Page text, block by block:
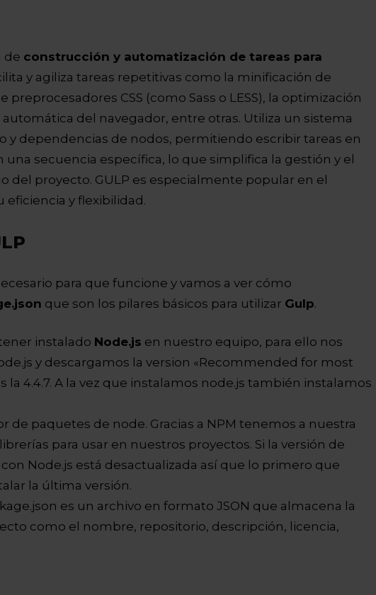
de construcción y automatización de tareas para
y agiliza tareas repetitivas como la minificación de
preprocesadores CSS (como Sass o LESS), la optimización
del navegador, entre otras. Utiliza un sistema
y dependencias de nodos, permitiendo escribir tareas en
una secuencia específica, lo que simplifica la gestión y el
del proyecto. GULP es especialmente popular en el
y flexibilidad.
para que funcione y vamos a ver cómo
que son los pilares básicos para utilizar Gulp.
instalado Node.js en nuestro equipo, para ello nos
y descargamos la version «Recommended for most
la 4.4.7. A la vez que instalamos node.js también instalamos
de paquetes de node. Gracias a NPM tenemos a nuestra
para usar en nuestros proyectos. Si la versión de
Node.js está desactualizada así que lo primero que
la última versión.
es un archivo en formato JSON que almacena la
como el nombre, repositorio, descripción, licencia,